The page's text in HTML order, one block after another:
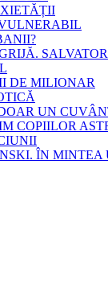
DE MILIONAR
UN
COPIILOR
ÎN MINTEA